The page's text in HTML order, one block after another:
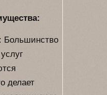
Большинство
делает